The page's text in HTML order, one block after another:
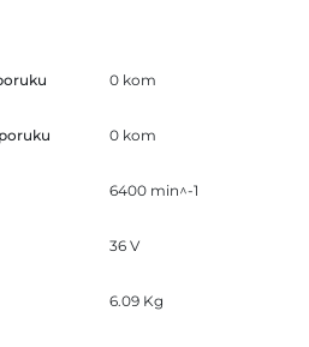
0 kom
0 kom
6400 min^-1
36 V
6.09 Kg